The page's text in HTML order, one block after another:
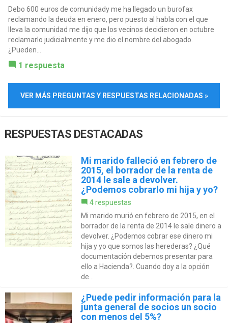
Debo 600 euros de comunidady me ha llegado un burofax
reclamando la deuda en enero, pero puesto al habla con el que
lleva la comunidad me dijo que los vecinos decidieron en octubre
reclamarlo judicialmente y me dio el nombre del abogado.
¿Pueden...
1 respuesta
VER MÁS PREGUNTAS Y RESPUESTAS RELACIONADAS »
RESPUESTAS DESTACADAS
Mi marido falleció en febrero de
2015, el borrador de la renta de
2014 le sale a devolver.
¿Podemos cobrarlo mi hija y yo?
4 respuestas
Mi marido murió en febrero de 2015, en el
borrador de la renta de 2014 le sale dinero a
devolver. ¿Podemos cobrar ese dinero mi
hija y yo que somos las herederas? ¿Qué
documentación debemos presentar para
ello a Hacienda?. Cuando doy a la opción
de...
¿Puede pedir información para la
junta general de socios un socio
con menos del 5%?